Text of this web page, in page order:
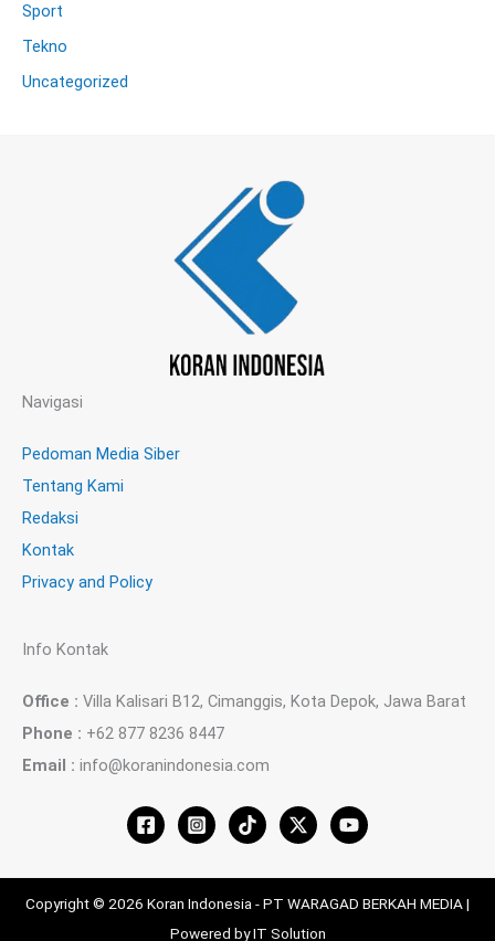
Sport
Tekno
Uncategorized
Navigasi
Pedoman Media Siber
Tentang Kami
Redaksi
Kontak
Privacy and Policy
Info Kontak
Office : Villa Kalisari B12, Cimanggis, Kota Depok, Jawa Barat
Phone : +62 877 8236 8447
Email : info@koranindonesia.com
Copyright © 2026 Koran Indonesia - PT WARAGAD BERKAH MEDIA |
Powered by IT Solution